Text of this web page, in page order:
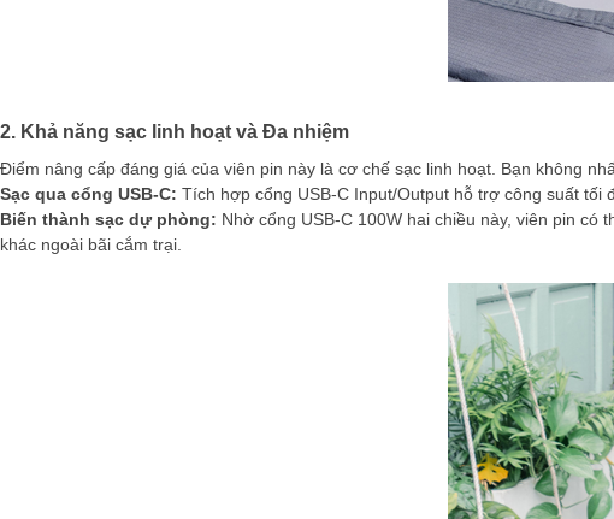
2. Khả năng sạc linh hoạt và Đa nhiệm
Điểm nâng cấp đáng giá của viên pin này là cơ chế sạc linh hoạt. Bạn không
Sạc qua cổng USB-C: Tích hợp cổng USB-C Input/Output hỗ trợ công suất tối
Biến thành sạc dự phòng: Nhờ cổng USB-C 100W hai chiều này, viên pin
khác ngoài bãi cắm trại.